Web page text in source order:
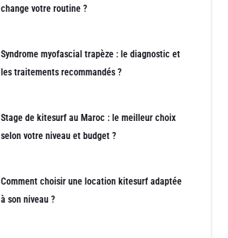
change votre routine ?
Syndrome myofascial trapèze : le diagnostic et
les traitements recommandés ?
Stage de kitesurf au Maroc : le meilleur choix
selon votre niveau et budget ?
Comment choisir une location kitesurf adaptée
à son niveau ?